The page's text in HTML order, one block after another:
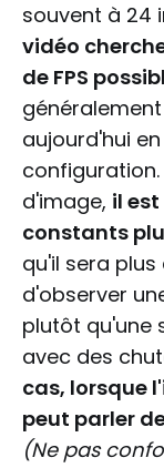
souvent à 24
vidéo
de FPS
aujourd'hui
d'image, il
constants
qu'il sera
d'observer
plutôt qu'une
avec des
cas, lorsque
peut parler
(Ne pas